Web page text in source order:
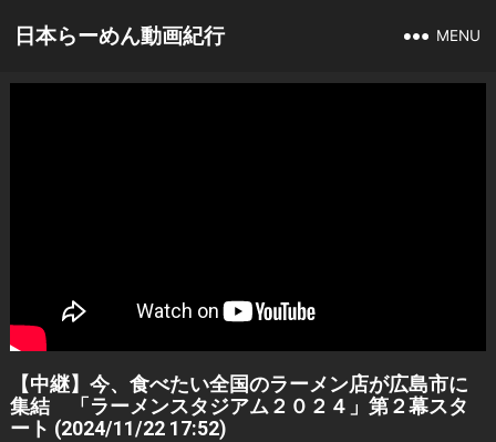
日本らーめん動画紀行 MENU
【中継】今、食べたい全国のラーメン店が広島市に
集結 「ラーメンスタジアム２０２４」第２幕スタ
ート (2024/11/22 17:52)